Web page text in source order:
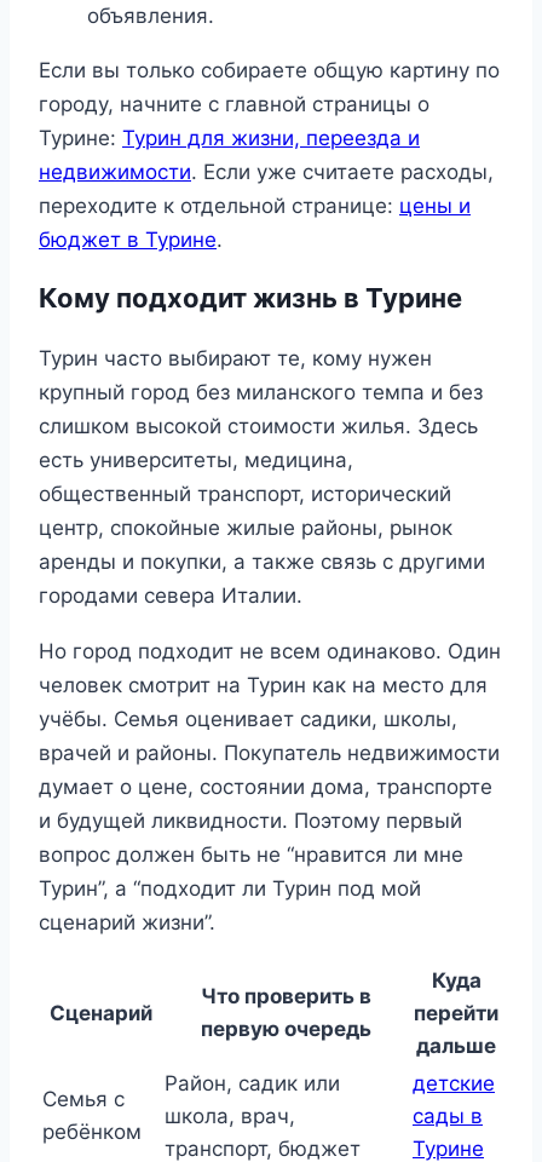
объявления.
Если вы только собираете общую картину по
городу, начните с главной страницы о
Турине: Турин для жизни, переезда и
недвижимости. Если уже считаете расходы,
переходите к отдельной странице: цены и
бюджет в Турине.
Кому подходит жизнь в Турине
Турин часто выбирают те, кому нужен
крупный город без миланского темпа и без
слишком высокой стоимости жилья. Здесь
есть университеты, медицина,
общественный транспорт, исторический
центр, спокойные жилые районы, рынок
аренды и покупки, а также связь с другими
городами севера Италии.
Но город подходит не всем одинаково. Один
человек смотрит на Турин как на место для
учёбы. Семья оценивает садики, школы,
врачей и районы. Покупатель недвижимости
думает о цене, состоянии дома, транспорте
и будущей ликвидности. Поэтому первый
вопрос должен быть не “нравится ли мне
Турин”, а “подходит ли Турин под мой
сценарий жизни”.
Сценарий
Что проверить в
первую очередь
Куда
перейти
дальше
Семья с
ребёнком
Район, садик или
школа, врач,
транспорт, бюджет
детские
сады в
Турине